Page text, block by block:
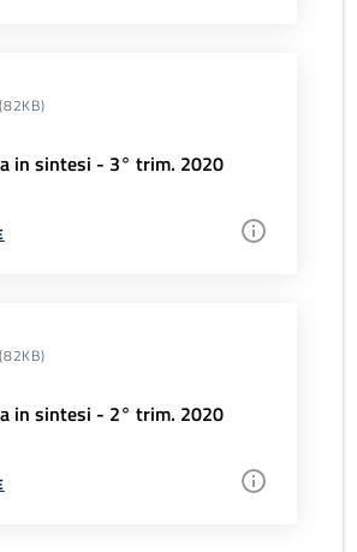
(82KB)
in sintesi - 3° trim. 2020
(82KB)
in sintesi - 2° trim. 2020